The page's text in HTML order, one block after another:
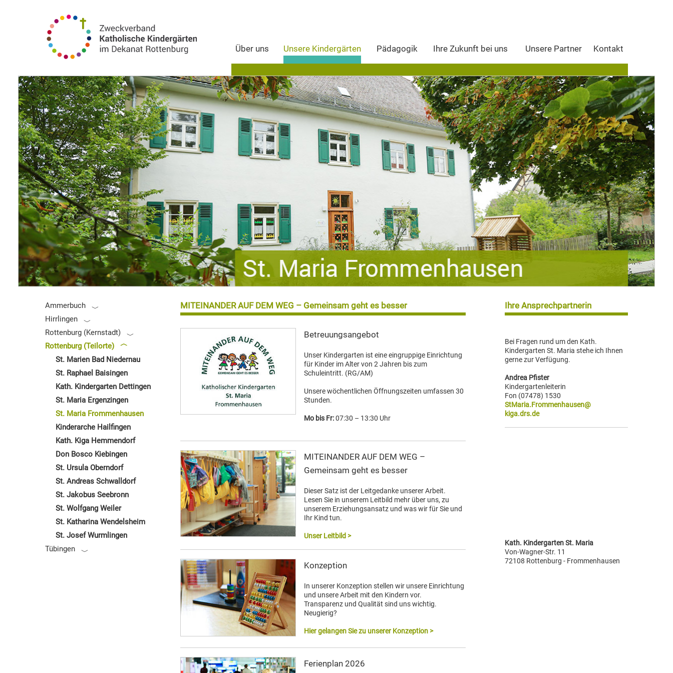
Über uns Unsere Kindergärten Pädagogik Ihre Zukunft bei uns Unsere Partner Kontakt
Ammerbuch
Hirrlingen
Rottenburg (Kernstadt)
Rottenburg (Teilorte)
St. Marien Bad Niedernau
St. Raphael Baisingen
Kath. Kindergarten Dettingen
St. Maria Ergenzingen
St. Maria Frommenhausen
Kinderarche Hailfingen
Kath. Kiga Hemmendorf
Don Bosco Kiebingen
St. Ursula Oberndorf
St. Andreas Schwalldorf
St. Jakobus Seebronn
St. Wolfgang Weiler
St. Katharina Wendelsheim
St. Josef Wurmlingen
Tübingen
MITEINANDER AUF DEM WEG – Gemeinsam geht es besser
Betreuungsangebot
Unser Kindergarten ist eine eingruppige Einrichtung
für Kinder im Alter von 2 Jahren bis zum
Schuleintritt. (RG/AM)
Unsere wöchentlichen Öffnungszeiten umfassen 30
Stunden.
Mo bis Fr:07:30 – 13:30 Uhr
MITEINANDER AUF DEM WEG –
Gemeinsam geht es besser
Dieser Satz ist der Leitgedanke unserer Arbeit.
Lesen Sie in unserem Leitbild mehr über uns, zu
unserem Erziehungsansatz und was wir für Sie und
Ihr Kind tun.
Unser Leitbild >
Konzeption
In unserer Konzeption stellen wir unsere Einrichtung
und unsere Arbeit mit den Kindern vor.
Transparenz und Qualität sind uns wichtig.
Neugierig?
Hier gelangen Sie zu unserer Konzeption >
Ferienplan 2026
Ihre Ansprechpartnerin
Bei Fragen rund um den Kath.
Kindergarten St. Maria stehe ich Ihnen
gerne zur Verfügung.
Andrea Pfister
Kindergartenleiterin
Fon (07478) 1530
StMaria.Frommenhausen@
kiga.drs.de
Kath. Kindergarten St. Maria
Von-Wagner-Str. 11
72108 Rottenburg - Frommenhausen